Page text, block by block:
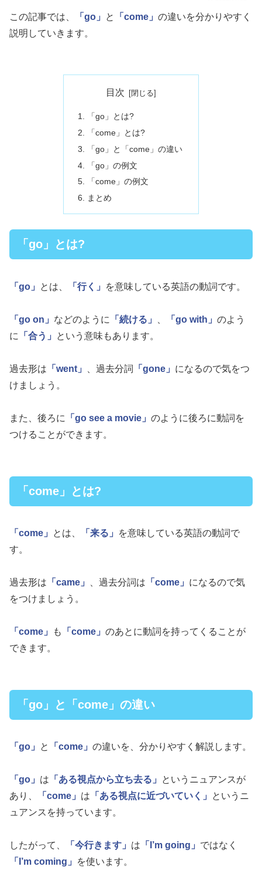
この記事では、 「go」 と 「come」 の違いを分かりやすく
説明していきます。
目次
「go」とは?
「come」とは?
「go」と「come」の違い
「go」の例文
「come」の例文
まとめ
「go」とは?
「go」 とは、 「行く」 を意味している英語の動詞です。
「go on」 などのように 「続ける」 「go with」 のよう
に
「合う」 という意味もあります。
過去形は 「went」 、過去分詞 「gone」 になるので気をつ
けましょう。
また、後ろに 「go see a movie」 のように後ろに動詞を
つけることができます。
「come」とは?
「come」 とは、 「来る」
を意味している英語の動詞で
す。
過去形は 「came」 、過去分詞は 「come」 になるので気
をつけましょう。
「come」 も 「come」 のあとに動詞を持ってくることが
できます。
「go」と「come」の違い
「go」 と 「come」 の違いを、分かりやすく解説します。
「go」 は 「ある視点から立ち去る」
というニュアンスが
あり、
「come」 は 「ある視点に近づいていく」
というニ
ュアンスを持っています。
したがって、 「今行きます」 は 「I’m going」 ではなく
「I’m coming」
を使います。